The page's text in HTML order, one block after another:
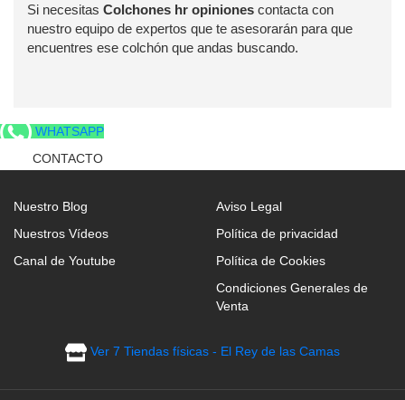
Si necesitas Colchones hr opiniones contacta con
nuestro equipo de expertos que te asesorarán para que
encuentres ese colchón que andas buscando.
WHATSAPP
CONTACTO
Nuestro Blog
Nuestros Vídeos
Canal de Youtube
Aviso Legal
Política de privacidad
Política de Cookies
Condiciones Generales de
Venta
Ver 7 Tiendas físicas - El Rey de las Camas